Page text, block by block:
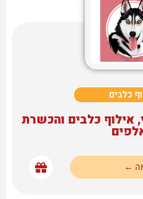
כלבים
אילוף כלבים והכשרת
←